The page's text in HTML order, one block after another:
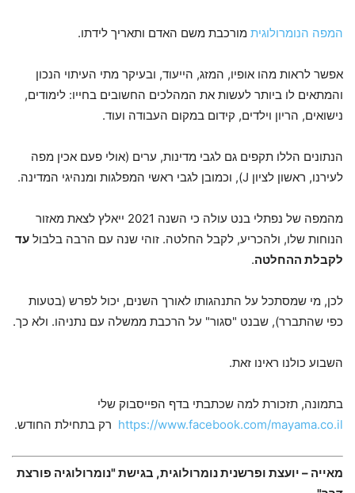
המפה הנומרולוגית מורכבת משם האדם ותאריך לידתו.
אפשר לראות מהו אופיו, המזג, הייעוד, ובעיקר מתי העיתוי הנכון
והמתאים לו ביותר לעשות את המהלכים החשובים בחייו: לימודים,
נישואים, הריון וילדים, קידום במקום העבודה ועוד.
הנתונים הללו תקפים גם לגבי מדינות, ערים (אולי פעם אכין מפה
לעירנו, ראשון לציון J), וכמובן לגבי ראשי המפלגות ומנהיגי המדינה.
מהמפה של נפתלי בנט עולה כי השנה 2021 ייאלץ לצאת מאזור
הנוחות שלו, ולהכריע, לקבל החלטה. זוהי שנה עם הרבה בלבול עד
לקבלת ההחלטה.
לכן, מי שמסתכל על התנהגותו לאורך השנים, יכול לפרש (בטעות
כפי שהתברר), שבנט "סגור" על הרכבת ממשלה עם נתניהו. ולא כך.
השבוע כולנו ראינו זאת.
בתמונה, תזכורת למה שכתבתי בדף הפייסבוק שלי
https://www.facebook.com/mayama.co.il רק בתחילת החודש.
מאייה – יועצת ופרשנית נומרולוגית, בגישת "נומרולוגיה פורצת